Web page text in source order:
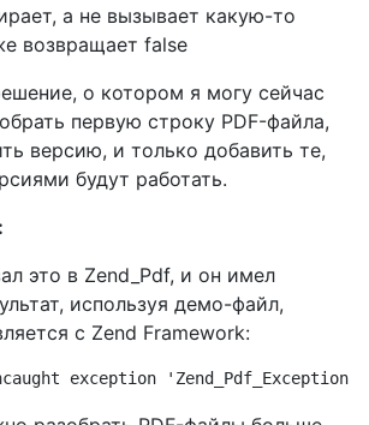
а не вызывает какую-то
возвращает false
о котором я могу сейчас
первую строку PDF-файла,
версию, и только добавить те,
будут работать.
это в Zend_Pdf, и он имел
используя демо-файл,
с Zend Framework:
exception